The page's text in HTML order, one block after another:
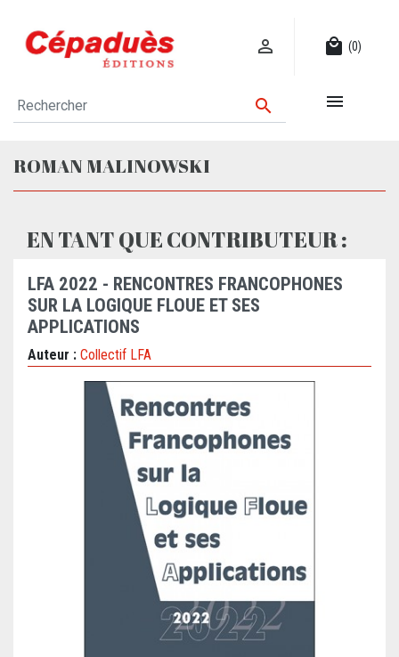
 local_mall (0)
 
ROMAN MALINOWSKI
EN TANT QUE CONTRIBUTEUR :
LFA 2022 - RENCONTRES FRANCOPHONES
SUR LA LOGIQUE FLOUE ET SES
APPLICATIONS
Auteur : Collectif LFA